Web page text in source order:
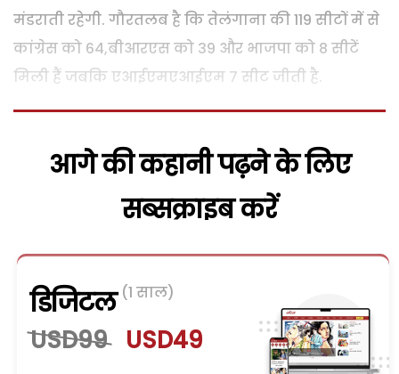
मंडराती रहेगी. गौरतलब है कि तेलंगाना की 119 सीटों में से
कांग्रेस को 64,बीआरएस को 39 और भाजपा को 8 सीटें
मिली हैं जबकि एआईएमएआईएम 7 सीट जीती है.
आगे की कहानी पढ़ने के लिए
सब्सक्राइब करें
डिजिटल (1 साल)
USD99 USD49